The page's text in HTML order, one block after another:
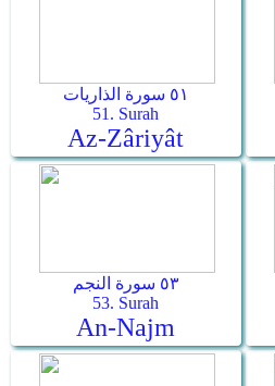
٥١ سورة الذاريات
51. Surah
Az-Zâriyât
٥٣ سورة النجم
53. Surah
An-Najm